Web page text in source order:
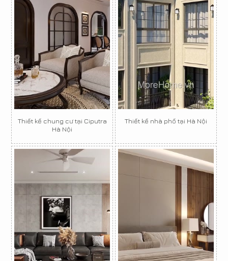
Thiết kế chung cư tại Ciputra
Hà Nội
Thiết kế nhà phố tại Hà Nội